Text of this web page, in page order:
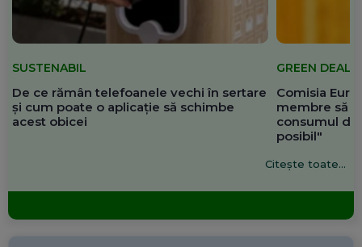
SUSTENABIL
De ce rămân telefoanele vechi în sertare
și cum poate o aplicație să schimbe
acest obicei
GREEN DEAL
Comisia
membre să
consumul de
posibil"
Citește toate...